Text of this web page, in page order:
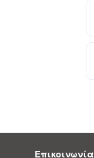
Επικοινωνία